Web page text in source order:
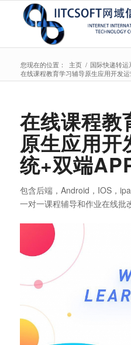
您现在的位置： 主页 / 国际快递转运
在线课程教育学习辅导原生应用开发运
在线课程教
原生应用开
统+双端
包含后端，Android，IOS，
一对一课程辅导和作业在线批